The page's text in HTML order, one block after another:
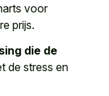
voor
prijs.
die de
de stress en